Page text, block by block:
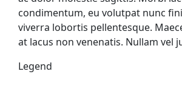
condimentum, eu volutpat nunc
viverra lobortis pellentesque.
at lacus non venenatis. Nullam vel
Legend